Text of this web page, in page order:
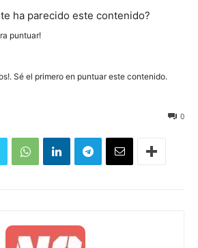
ha parecido este contenido?
puntuar!
Sé el primero en puntuar este contenido.
0